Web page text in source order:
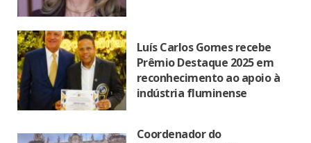
Luís Carlos Gomes recebe
Prêmio Destaque 2025 em
reconhecimento ao apoio à
indústria fluminense
Coordenador do